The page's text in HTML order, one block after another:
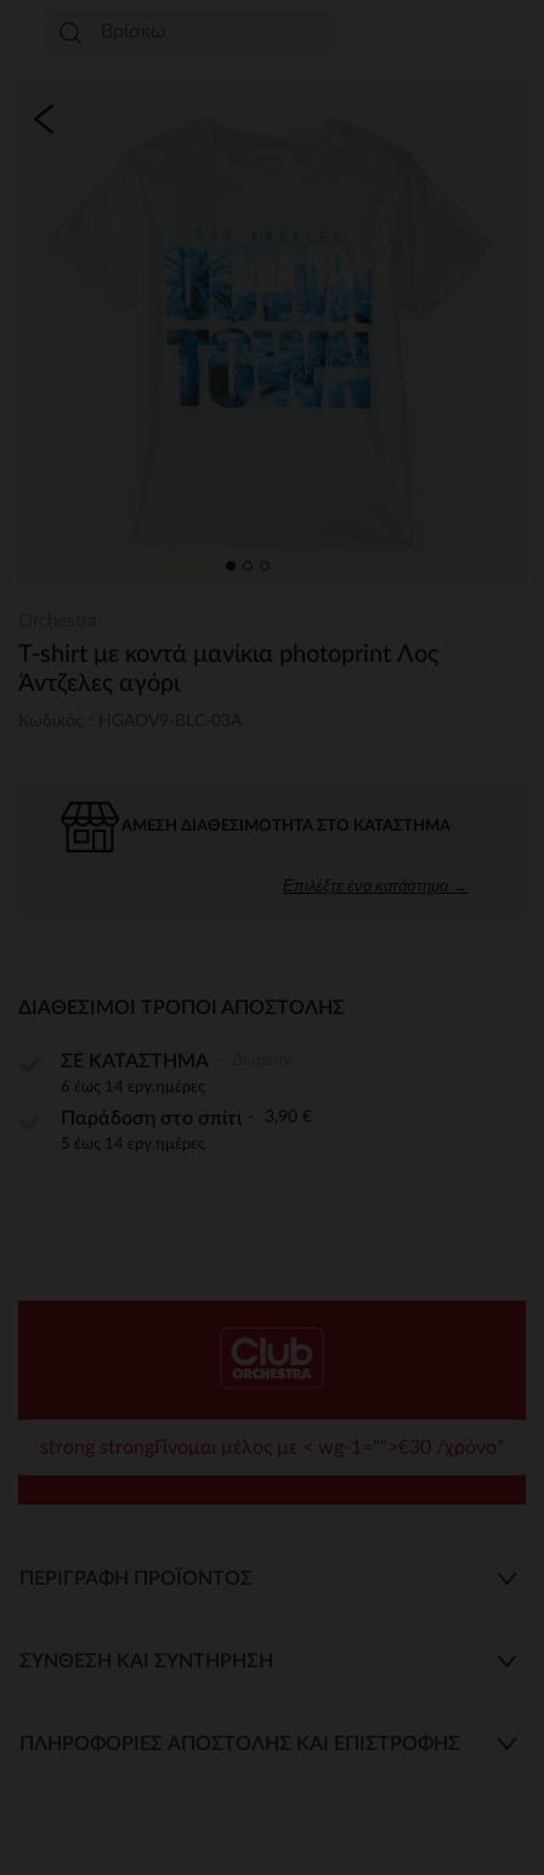
T-shirt με κοντά μανίκια photoprint Λος
Άντζελες αγόρι
ΆΜΕΣΗ ΔΙΑΘΕΣΙΜΌΤΗΤΑ ΣΤΟ ΚΑΤΆΣΤΗΜΑ
Επιλέξτε ένα κατάστημα →
ΔΙΑΘΈΣΙΜΟΙ ΤΡΌΠΟΙ ΑΠΟΣΤΟΛΉΣ
ΣΕ ΚΑΤΑΣΤΗΜΑ
6 έως 14 εργ.ημέρες
Παράδοση στο σπίτι 3,90 €
5 έως 14 εργ.ημέρες
strong strongΓίνομαι μέλος με < wg-1="">€30 /χρόνο*
ΠΕΡΙΓΡΑΦΉ ΠΡΟΪΌΝΤΟΣ
ΣΎΝΘΕΣΗ ΚΑΙ ΣΥΝΤΉΡΗΣΗ
ΠΛΗΡΟΦΟΡΊΕΣ ΑΠΟΣΤΟΛΉΣ ΚΑΙ ΕΠΙΣΤΡΟΦΉΣ